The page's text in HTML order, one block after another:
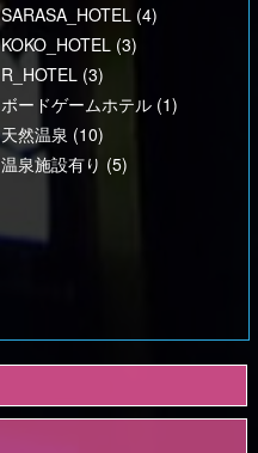
SARASA_HOTEL (4)
KOKO_HOTEL (3)
R_HOTEL (3)
ボードゲームホテル (1)
天然温泉 (10)
温泉施設有り (5)